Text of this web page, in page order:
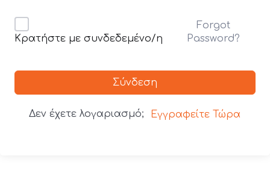
Κρατήστε με συνδεδεμένο/η
Forgot
Password?
Σύνδεση
Δεν έχετε λογαριασμό; Εγγραφείτε Τώρα